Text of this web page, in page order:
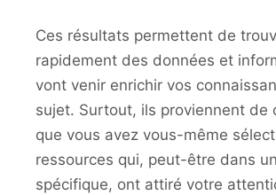
Ces résultats permettent de
rapidement des données et
vont venir enrichir vos
sujet. Surtout, ils proviennent de
que vous avez vous-même
ressources qui, peut-être dans
spécifique, ont attiré votre